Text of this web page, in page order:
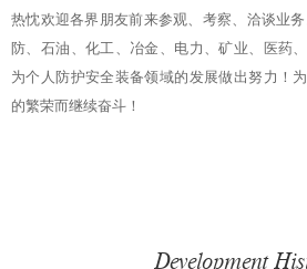
热忱欢迎各界朋友前来参观、考察、洽谈业
防、石油、化工、冶金、电力、矿业、医药
为个人防护安全装备领域的发展做出努力！
的繁荣而继续奋斗！
Development